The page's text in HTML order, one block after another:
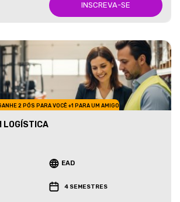
INSCREVA-SE
2 PÓS PARA VOCÊ +1 PARA UM AMIGO
LOGÍSTICA
EAD
4 SEMESTRES